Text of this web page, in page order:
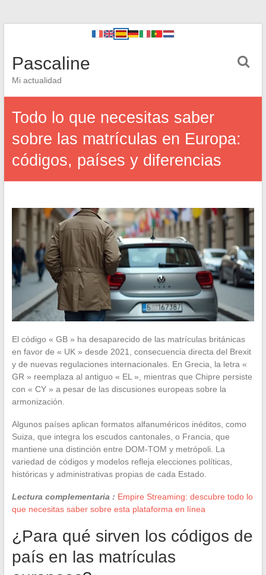
Pascaline
Mi actualidad
Todo lo que necesitas saber
sobre las matrículas en Europa:
códigos, países y diferencias
El código « GB » ha desaparecido de las matrículas británicas
en favor de « UK » desde 2021, consecuencia directa del Brexit
y de nuevas regulaciones internacionales. En Grecia, la letra «
GR » reemplaza al antiguo « EL », mientras que Chipre persiste
con « CY » a pesar de las discusiones europeas sobre la
armonización.
Algunos países aplican formatos alfanuméricos inéditos, como
Suiza, que integra los escudos cantonales, o Francia, que
mantiene una distinción entre DOM-TOM y metrópoli. La
variedad de códigos y modelos refleja elecciones políticas,
históricas y administrativas propias de cada Estado.
Lectura complementaria : Empire Streaming: descubre todo lo
que necesitas saber sobre esta plataforma en línea
¿Para qué sirven los códigos de
país en las matrículas